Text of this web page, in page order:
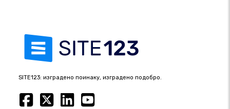
SITE123: изградено поинаку, изградено подобро.